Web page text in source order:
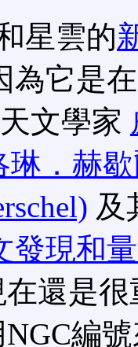
星雲的
為它是
文學家
琳．赫歇
及
發現和
還是
編